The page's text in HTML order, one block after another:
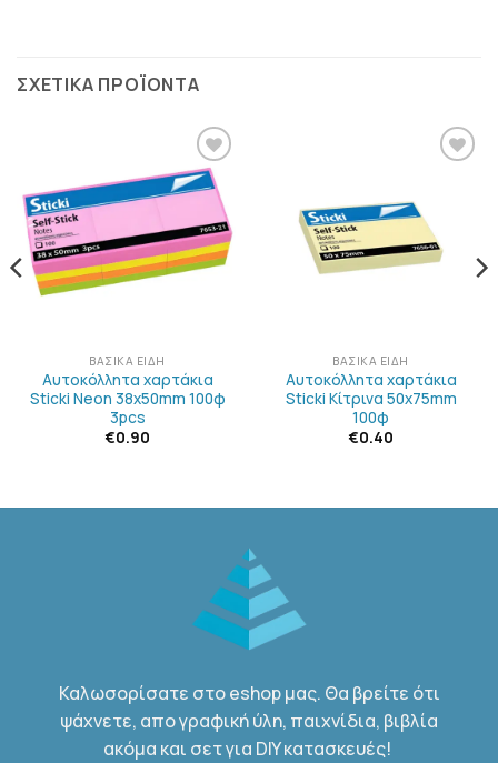
ΣΧΕΤΙΚΆ ΠΡΟΪΌΝΤΑ
ΠΡΟΣΘΉΚΗ
ΣΤΗΝ
ΕΠΙΘΥΜΙΏΝ
ΒΑΣΙΚΆ ΕΊΔΗ
Αυτοκόλλητα χαρτάκια
Sticki Neon 38x50mm 100φ
3pcs
€0.90
ΛΊΣΤΑ
ΕΠΙΘΥΜΙΏΝ
ΒΑΣΙΚΆ ΕΊΔΗ
Αυτοκόλλητα χαρτάκια
Sticki Κίτρινα 50x75mm
100φ
€0.40
Καλωσορίσατε στο eshop μας. Θα βρείτε ότι
ψάχνετε, απο γραφική ύλη, παιχνίδια, βιβλία
ακόμα και σετ για DIY κατασκευές!